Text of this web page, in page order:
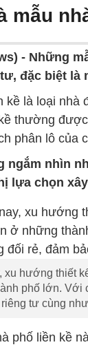
mẫu
- Những
đặc biệt là
kề là loại nhà
thường
phân lô của
ngắm nhìn
lựa chọn
xu hướng thiết
phố lớn. Với
tư cùng